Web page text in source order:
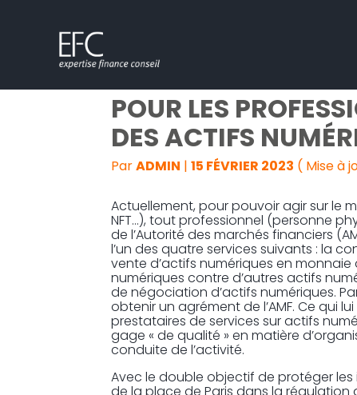
Aller
au
VERS UN
POUR LES
DES ACTIFS
ParADMIN |15 FÉVRIER 2023 ( Mise à
Actuellement, pour pouvoir agir sur le
NFT…), tout professionnel (personne
de l’Autorité des marchés financiers
l’un des quatre services suivants : la
vente d’actifs numériques en
numériques contre d’autres actifs
de négociation d’actifs numériques.
obtenir un agrément de l’AMF. Ce qui
prestataires de services sur actifs
gage « de qualité » en matière
conduite de l’activité.
Avec le double objectif de protéger
de la place de Paris dans la